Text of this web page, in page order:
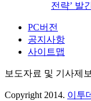
전략’ 발
PC버전
공지사항
사이트맵
보도자료 및 기사제
Copyright 2014. 이투